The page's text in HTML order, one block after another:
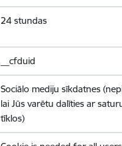
24 stundas
__cfduid
Sociālo mediju sīkdatnes
lai Jūs varētu dalīties ar
tīklos)